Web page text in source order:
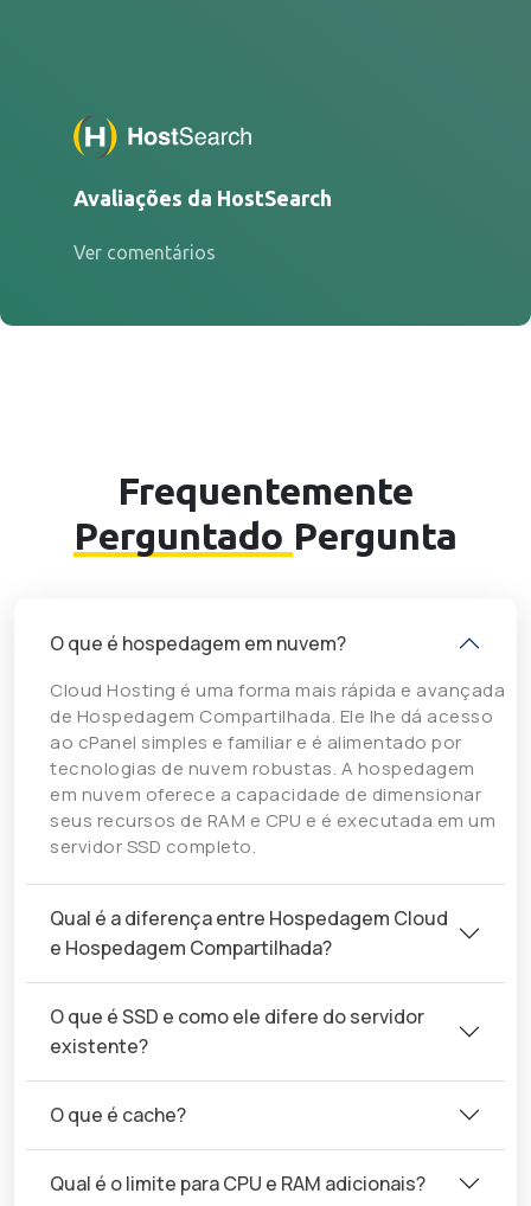
Avaliações da HostSearch
Ver comentários
Frequentemente
Perguntado Pergunta
O que é hospedagem em nuvem?
Cloud Hosting é uma forma mais rápida e avançada
de Hospedagem Compartilhada. Ele lhe dá acesso
ao cPanel simples e familiar e é alimentado por
tecnologias de nuvem robustas. A hospedagem
em nuvem oferece a capacidade de dimensionar
seus recursos de RAM e CPU e é executada em um
servidor SSD completo.
Qual é a diferença entre Hospedagem Cloud
e Hospedagem Compartilhada?
O que é SSD e como ele difere do servidor
existente?
O que é cache?
Qual é o limite para CPU e RAM adicionais?